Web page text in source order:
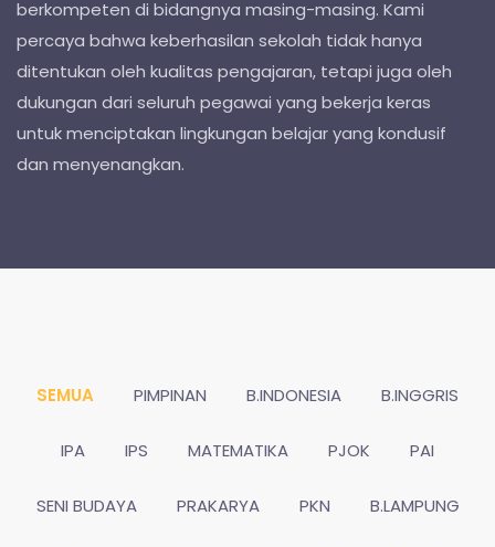
berkompeten di bidangnya masing-masing. Kami
percaya bahwa keberhasilan sekolah tidak hanya
ditentukan oleh kualitas pengajaran, tetapi juga oleh
dukungan dari seluruh pegawai yang bekerja keras
untuk menciptakan lingkungan belajar yang kondusif
dan menyenangkan.
SEMUA PIMPINAN B.INDONESIA B.INGGRIS
IPA IPS MATEMATIKA PJOK PAI
SENI BUDAYA PRAKARYA PKN B.LAMPUNG